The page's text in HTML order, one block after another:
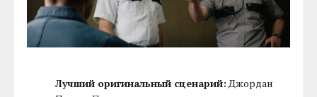
Лучший оригинальный сценарий:Джордан